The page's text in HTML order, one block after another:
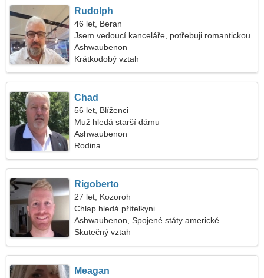
Rudolph
46 let, Beran
Jsem vedoucí kanceláře, potřebuji romantickou
ženu
Ashwaubenon
Krátkodobý vztah
Chad
56 let, Blíženci
Muž hledá starší dámu
Ashwaubenon
Rodina
Rigoberto
27 let, Kozoroh
Chlap hledá přítelkyni
Ashwaubenon, Spojené státy americké
Skutečný vztah
Meagan